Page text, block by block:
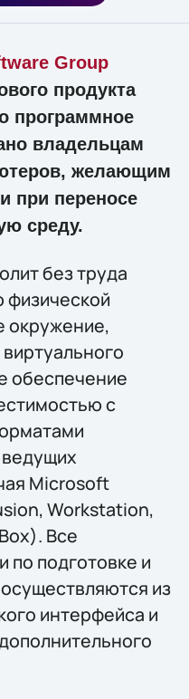
Group
продукта
программное
владельцам
желающим
при переносе
среду.
без труда
физической
окружение,
обеспечение
с
Microsoft
Workstation,
Все
подготовке и
из
интерфейса и